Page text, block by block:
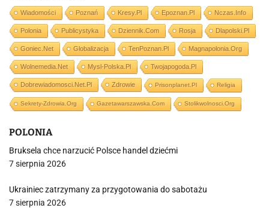
Wiadomości Poznań Kresy.pl Epoznan.pl Nczas.info
Polonia Publicystyka Dziennik.com Rosja Dlapolski.pl
Goniec.net Globalizacja TenPoznan.pl Magnapolonia.org
Wolnemedia.net Mysl-Polska.pl Twojapogoda.pl
Dobrewiadomosci.net.pl Zdrowie Prisonplanet.pl Religia
Sekrety-Zdrowia.org Gazetawarszawska.com Stolikwolnosci.org
POLONIA
Bruksela chce narzucić Polsce handel dziećmi
7 sierpnia 2026
Ukrainiec zatrzymany za przygotowania do sabotażu
7 sierpnia 2026